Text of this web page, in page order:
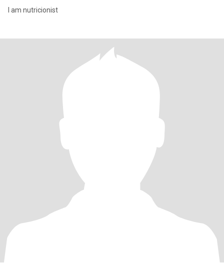
I am nutricionist